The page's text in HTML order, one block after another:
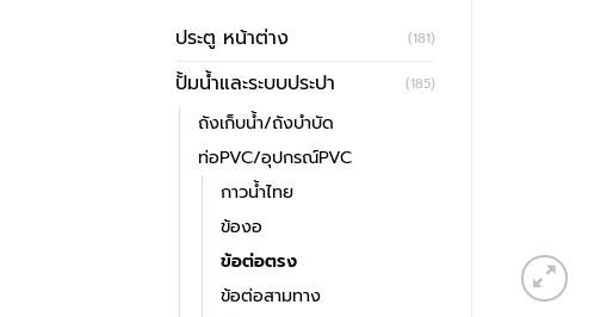
ประตู หน้าต่าง (181)
ปั้มน้ำและระบบประปา (185)
ถังเก็บน้ำ/ถังบำบัด
ท่อPVC/อุปกรณ์PVC
กาวน้ำไทย
ข้องอ
ข้อต่อตรง
ข้อต่อสามทาง